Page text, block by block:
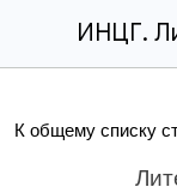
ИНЦГ.
К общему списку